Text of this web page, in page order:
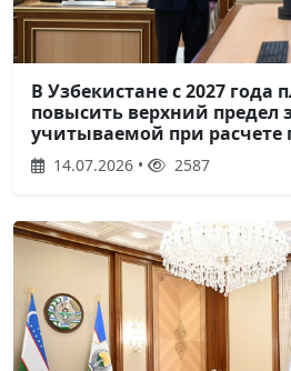
В Узбекистане с 2027 года
повысить верхний предел
учитываемой при расчете
14.07.2026 • 2587